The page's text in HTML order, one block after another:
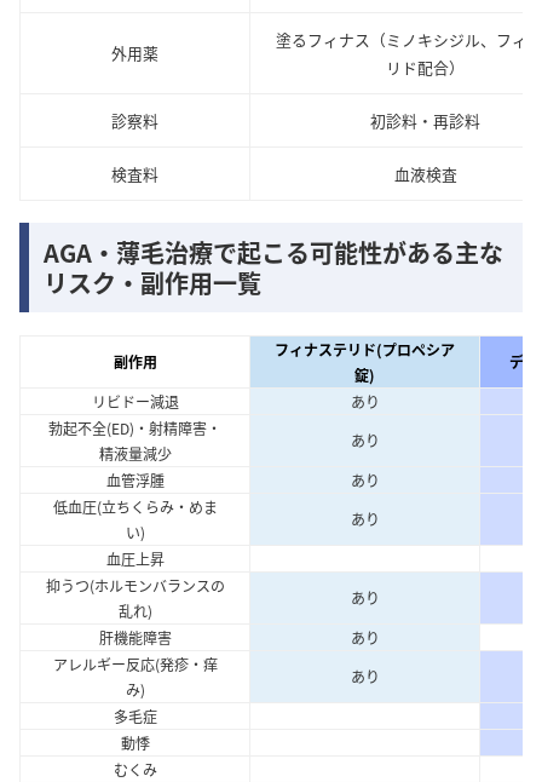
外用薬
塗るフィナス（ミノキシジル、フィ
リド配合）
診察料 初診料・再診料
検査料 血液検査
AGA・薄毛治療で起こる可能性がある主な
リスク・副作用一覧
副作用
フィナステリド(プロペシア
錠)
デ
リビドー減退
あり
勃起不全(ED)・射精障害・
精液量減少
あり
血管浮腫
あり
低血圧(立ちくらみ・めま
い)
あり
血圧上昇
抑うつ(ホルモンバランスの
乱れ)
あり
肝機能障害
あり
アレルギー反応(発疹・痒
み)
あり
多毛症
動悸
むくみ